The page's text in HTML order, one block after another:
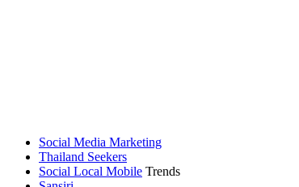
Social Media Marketing
Thailand Seekers
Social Local Mobile Trends